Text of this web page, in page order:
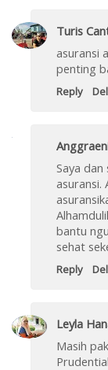
Turis
asuransi
penting
Reply
Saya dan
asuransi.
bantu
sehat
Reply
Leyla
Masih